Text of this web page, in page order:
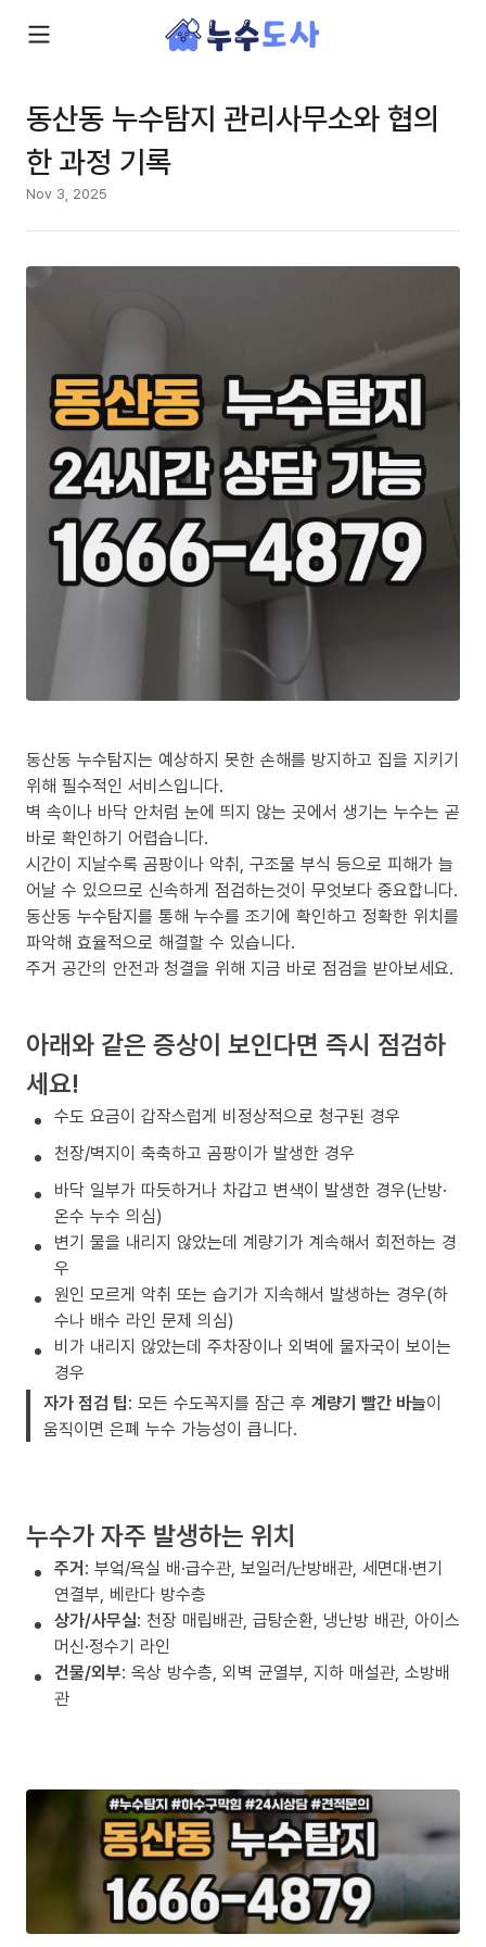
동산동 누수탐지 관리사무소와 협의
한 과정 기록
Nov 3, 2025
동산동 누수탐지는 예상하지 못한 손해를 방지하고 집을 지키기
위해 필수적인 서비스입니다.
벽 속이나 바닥 안처럼 눈에 띄지 않는 곳에서 생기는 누수는 곧
바로 확인하기 어렵습니다.
시간이 지날수록 곰팡이나 악취, 구조물 부식 등으로 피해가 늘
어날 수 있으므로 신속하게 점검하는것이 무엇보다 중요합니다.
동산동 누수탐지를 통해 누수를 조기에 확인하고 정확한 위치를
파악해 효율적으로 해결할 수 있습니다.
주거 공간의 안전과 청결을 위해 지금 바로 점검을 받아보세요.
아래와 같은 증상이 보인다면 즉시 점검하
세요!
수도 요금이 갑작스럽게 비정상적으로 청구된 경우
천장/벽지이 축축하고 곰팡이가 발생한 경우
바닥 일부가 따듯하거나 차갑고 변색이 발생한 경우(난방·
온수 누수 의심)
변기 물을 내리지 않았는데 계량기가 계속해서 회전하는 경
우
원인 모르게 악취 또는 습기가 지속해서 발생하는 경우(하
수나 배수 라인 문제 의심)
비가 내리지 않았는데 주차장이나 외벽에 물자국이 보이는
경우
자가 점검 팁: 모든 수도꼭지를 잠근 후 계량기 빨간 바늘이
움직이면 은폐 누수 가능성이 큽니다.
누수가 자주 발생하는 위치
주거: 부엌/욕실 배·급수관, 보일러/난방배관, 세면대·변기
연결부, 베란다 방수층
상가/사무실: 천장 매립배관, 급탕순환, 냉난방 배관, 아이스
머신·정수기 라인
건물/외부: 옥상 방수층, 외벽 균열부, 지하 매설관, 소방배
관